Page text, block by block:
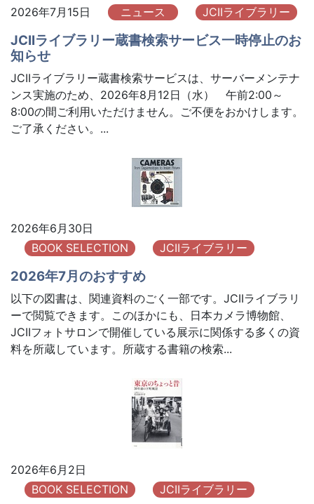
2026年7月15日 ニュース JCIIライブラリー
JCIIライブラリー蔵書検索サービス一時停止のお
知らせ
JCIIライブラリー蔵書検索サービスは、サーバーメンテナ
ンス実施のため、2026年8月12日（水） 午前2:00～
8:00の間ご利用いただけません。ご不便をおかけします。
ご了承ください。...
2026年6月30日
BOOK SELECTION
JCIIライブラリー
2026年7月のおすすめ
以下の図書は、関連資料のごく一部です。JCIIライブラリ
ーで閲覧できます。このほかにも、日本カメラ博物館、
JCIIフォトサロンで開催している展示に関係する多くの資
料を所蔵しています。所蔵する書籍の検索...
2026年6月2日
BOOK SELECTION
JCIIライブラリー